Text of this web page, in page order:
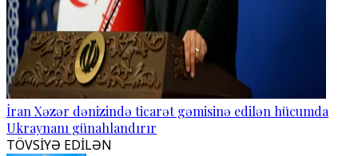
İran Xəzər dənizində ticarət gəmisinə edilən hücumda
Ukraynanı günahlandırır
TÖVSİYƏ EDİLƏN